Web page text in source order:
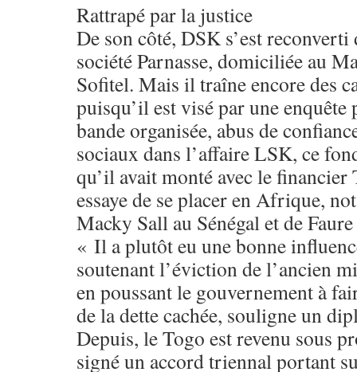
Rattrapé par la justice
De son côté, DSK s’est
société Parnasse, domiciliée au
Sofitel. Mais il traîne encore des
puisqu’il est visé par une
bande organisée, abus de
sociaux dans l’affaire LSK, ce
qu’il avait monté avec le
essaye de se placer en Afrique,
Macky Sall au Sénégal et de
« Il a plutôt eu une bonne
soutenant l’éviction de l’ancien
en poussant le gouvernement à
de la dette cachée, souligne un
Depuis, le Togo est revenu sous
signé un accord triennal portant